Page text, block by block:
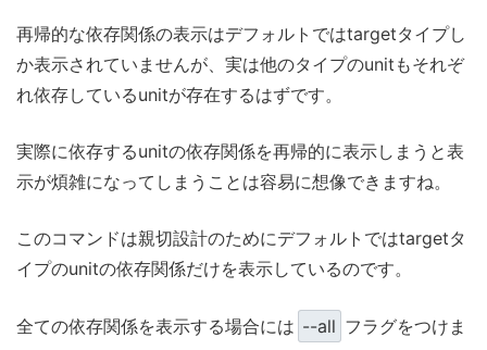
再帰的な依存関係の表示はデフォルトではtargetタイプし
か表示されていませんが、実は他のタイプのunitもそれぞ
れ依存しているunitが存在するはずです。
実際に依存するunitの依存関係を再帰的に表示しまうと表
示が煩雑になってしまうことは容易に想像できますね。
このコマンドは親切設計のためにデフォルトではtargetタ
イプのunitの依存関係だけを表示しているのです。
全ての依存関係を表示する場合には --all フラグをつけま